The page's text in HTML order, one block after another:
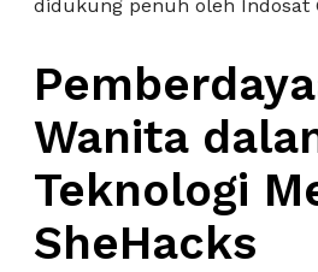
didukung penuh oleh Indosat
Wanita
Teknologi
SheHacks